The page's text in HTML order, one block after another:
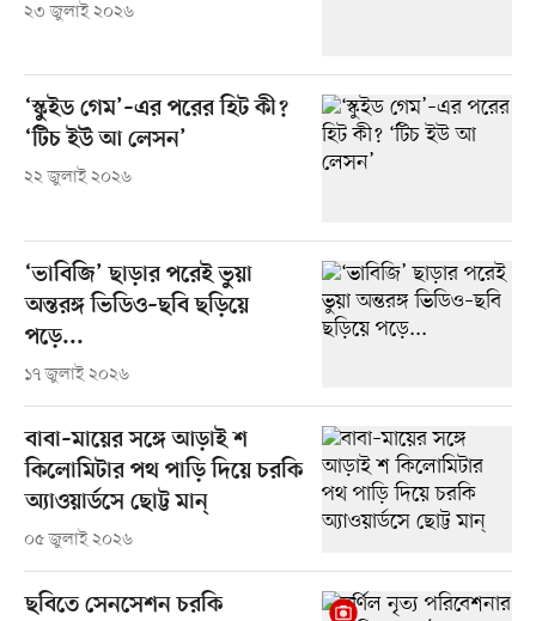
২৩ জুলাই ২০২৬
‘স্কুইড গেম’–এর পরের হিট কী?
‘টিচ ইউ আ লেসন’
২২ জুলাই ২০২৬
‘ভাবিজি’ ছাড়ার পরেই ভুয়া
অন্তরঙ্গ ভিডিও–ছবি ছড়িয়ে
পড়ে...
১৭ জুলাই ২০২৬
বাবা–মায়ের সঙ্গে আড়াই শ
কিলোমিটার পথ পাড়ি দিয়ে চরকি
অ্যাওয়ার্ডসে ছোট্ট মান্
০৫ জুলাই ২০২৬
ছবিতে সেনসেশন চরকি